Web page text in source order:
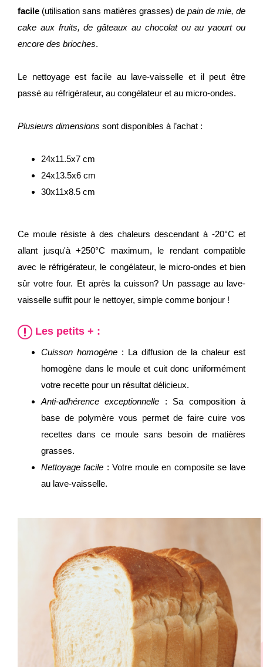
facile (utilisation sans matières grasses) de pain de mie, de
cake aux fruits, de gâteaux au chocolat ou au yaourt ou
encore des brioches.
Le nettoyage est facile au lave-vaisselle et il peut être
passé au réfrigérateur, au congélateur et au micro-ondes.
Plusieurs dimensions sont disponibles à l’achat :
24x11.5x7 cm
24x13.5x6 cm
30x11x8.5 cm
Ce moule résiste à des chaleurs descendant à -20°C et
allant jusqu'à +250°C maximum, le rendant compatible
avec le réfrigérateur, le congélateur, le micro-ondes et bien
sûr votre four. Et après la cuisson? Un passage au lave-
vaisselle suffit pour le nettoyer, simple comme bonjour !
Les petits + :
Cuisson homogène : La diffusion de la chaleur est
homogène dans le moule et cuit donc uniformément
votre recette pour un résultat délicieux.
Anti-adhérence exceptionnelle : Sa composition à
base de polymère vous permet de faire cuire vos
recettes dans ce moule sans besoin de matières
grasses.
Nettoyage facile : Votre moule en composite se lave
au lave-vaisselle.